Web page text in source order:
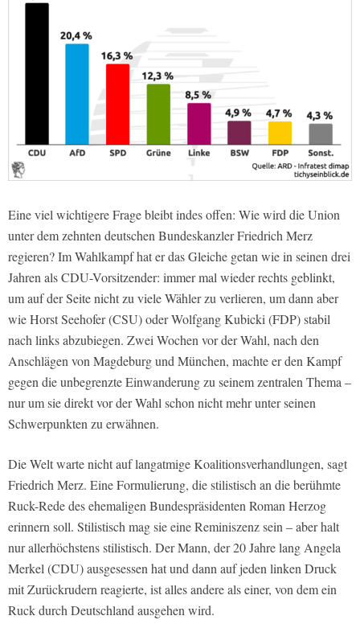
Eine viel wichtigere Frage bleibt indes offen: Wie wird die Union
unter dem zehnten deutschen Bundeskanzler Friedrich Merz
regieren? Im Wahlkampf hat er das Gleiche getan wie in seinen drei
Jahren als CDU-Vorsitzender: immer mal wieder rechts geblinkt,
um auf der Seite nicht zu viele Wähler zu verlieren, um dann aber
wie Horst Seehofer (CSU) oder Wolfgang Kubicki (FDP) stabil
nach links abzubiegen. Zwei Wochen vor der Wahl, nach den
Anschlägen von Magdeburg und München, machte er den Kampf
gegen die unbegrenzte Einwanderung zu seinem zentralen Thema –
nur um sie direkt vor der Wahl schon nicht mehr unter seinen
Schwerpunkten zu erwähnen.
Die Welt warte nicht auf langatmige Koalitionsverhandlungen, sagt
Friedrich Merz. Eine Formulierung, die stilistisch an die berühmte
Ruck-Rede des ehemaligen Bundespräsidenten Roman Herzog
erinnern soll. Stilistisch mag sie eine Reminiszenz sein – aber halt
nur allerhöchstens stilistisch. Der Mann, der 20 Jahre lang Angela
Merkel (CDU) ausgesessen hat und dann auf jeden linken Druck
mit Zurückrudern reagierte, ist alles andere als einer, von dem ein
Ruck durch Deutschland ausgehen wird.